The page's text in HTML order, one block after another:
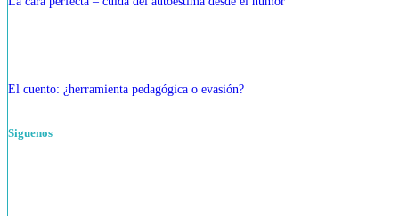
El cuento: ¿herramienta pedagógica o evasión?
Siguenos